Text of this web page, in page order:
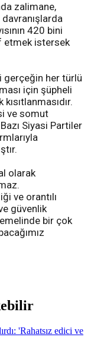
zalimane,
davranışlarda
420 bini
etmek istersek
gerçeğin her türlü
için şüpheli
ve somut
Siyasi Partiler
olarak
ve orantılı
güvenlik
bir çok
'Rahatsız edici ve